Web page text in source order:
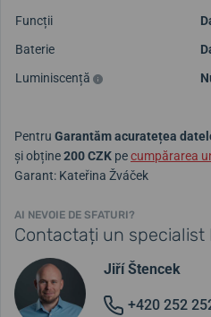
Funcții
Baterie
Luminiscență
Pentru Garantăm acuratețea
și obține200 CZK pecumpărarea
Garant: Kateřina Žváček
AI NEVOIE DE SFATURI?
Contactați un specialist
Jiří Štencek
+420 252